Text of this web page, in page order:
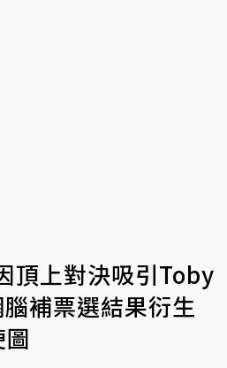
頂上對決吸引Toby
補票選結果衍生